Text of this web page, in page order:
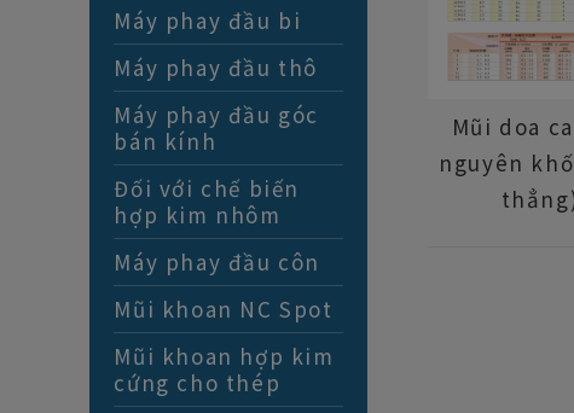
Máy phay đầu bi
Máy phay đầu thô
Máy phay đầu góc
bán kính
Đối với chế biến
hợp kim nhôm
Máy phay đầu côn
Mũi khoan NC Spot
Mũi khoan hợp kim
cứng cho thép
Mũi doa
nguyên